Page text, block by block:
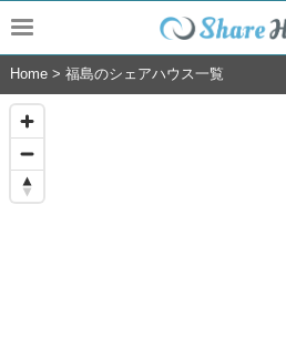
Home > 福島のシェアハウス一覧